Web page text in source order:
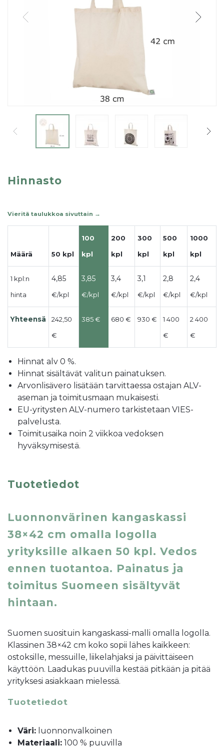
Hinnasto
Määrä 50 kpl
100
kpl
200
kpl
300
kpl
500
kpl
1000
kpl
1 kpl:n
hinta
4,85 3,85 3,4 3,1 2,8 2,4
Yhteensä
242,50
€
385 € 680 € 930 €
1 400
€
2 400
€
Hinnat alv 0 %.
Hinnat sisältävät valitun painatuksen.
Arvonlisävero lisätään tarvittaessa ostajan ALV-
aseman ja toimitusmaan mukaisesti.
EU-yritysten ALV-numero tarkistetaan VIES-
palvelusta.
Toimitusaika noin 2 viikkoa vedoksen
hyväksymisestä.
Tuotetiedot
Luonnonvärinen kangaskassi
38×42 cm omalla logolla
yrityksille alkaen 50 kpl. Vedos
ennen tuotantoa. Painatus ja
toimitus Suomeen sisältyvät
hintaan.
Suomen suosituin kangaskassi-malli omalla logolla.
Klassinen 38×42 cm koko sopii lähes kaikkeen:
ostoksille, messuille, liikelahjaksi ja päivittäiseen
käyttöön. Laadukas puuvilla kestää pitkään ja pitää
yrityksesi asiakkaan mielessä.
Tuotetiedot
Väri: luonnonvalkoinen
Materiaali: 100 % puuvilla